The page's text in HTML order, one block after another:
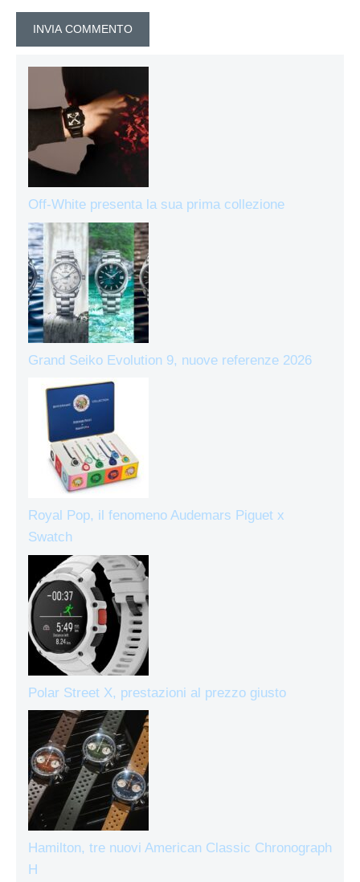
Off-White presenta la sua prima collezione
Grand Seiko Evolution 9, nuove referenze 2026
Royal Pop, il fenomeno Audemars Piguet x
Swatch
Polar Street X, prestazioni al prezzo giusto
Hamilton, tre nuovi American Classic Chronograph
H